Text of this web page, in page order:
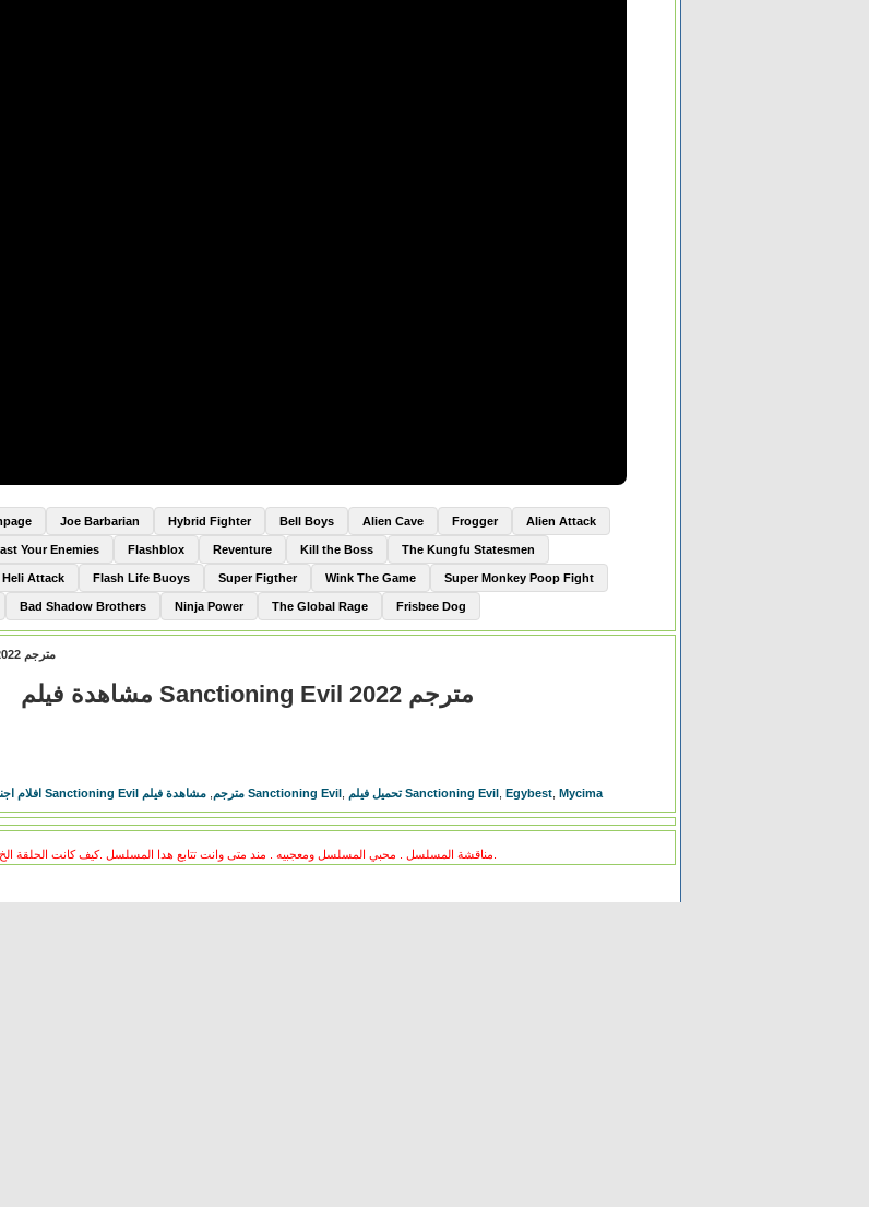
Alien Attack
Frogger
Alien Cave
Bell Boys
Hybrid Fighter
Joe Barbarian
The Kungfu Statesmen
Kill the Boss
Reventure
Flashblox
Your Enemies
Super Monkey Poop Fight
Wink The Game
Super Figther
Flash Life Buoys
Heli Attack
Frisbee Dog
The Global Rage
Ninja Power
Bad Shadow Brothers
مشاهدة فيلم Sanctioning Evil 2022 مترجم
مشاهدة فيلم Sanctioning Evil 2022 مترجم
افلام فيلم Sanctioning Evil مترجم مشاهدة فيلم Sanctioning Evil تحميل فيلم Sanctioning Evil Egybest Mycima